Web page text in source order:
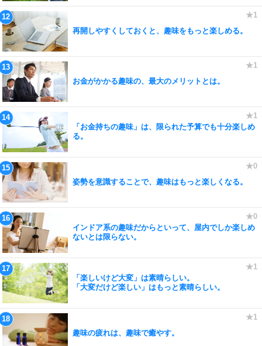
再開しやすくしておくと、趣味をもっと楽しめる。
お金がかかる趣味の、最大のメリットとは。
「お金持ちの趣味」は、限られた予算でも十分楽しめ
る。
姿勢を意識することで、趣味はもっと楽しくなる。
インドア系の趣味だからといって、屋内でしか楽しめ
ないとは限らない。
「楽しいけど大変」は素晴らしい。
「大変だけど楽しい」はもっと素晴らしい。
趣味の疲れは、趣味で癒やす。